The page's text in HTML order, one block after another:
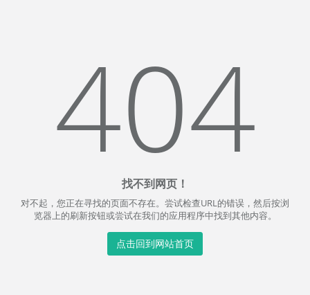
404
找不到网页！
对不起，您正在寻找的页面不存在。尝试检查URL的错误，然后按浏
览器上的刷新按钮或尝试在我们的应用程序中找到其他内容。
点击回到网站首页